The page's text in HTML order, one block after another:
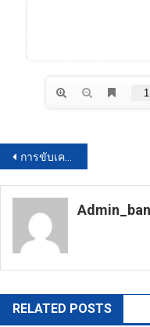
แนะแนว
เรื่อง
การขับเคลื่อนจริยธรรม (O40)
RELATED POSTS